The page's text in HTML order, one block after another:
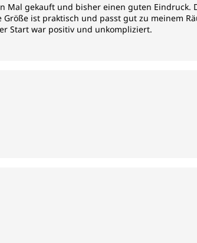
Mal gekauft und bisher einen guten Eindruck.
ist praktisch und passt gut zu meinem
Start war positiv und unkompliziert.